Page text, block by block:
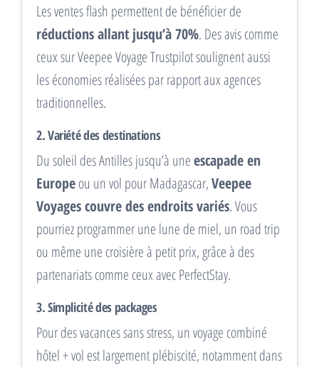
Les ventes flash permettent de bénéficier de
réductions allant jusqu’à 70%. Des avis comme
ceux sur Veepee Voyage Trustpilot soulignent aussi
les économies réalisées par rapport aux agences
traditionnelles.
2. Variété des destinations
Du soleil des Antilles jusqu’à uneescapade en
Europeou un vol pour Madagascar,Veepee
Voyages couvre des endroits variés. Vous
pourriez programmer une lune de miel, un road trip
ou même une croisière à petit prix, grâce à des
partenariats comme ceux avec PerfectStay.
3. Simplicité des packages
Pour des vacances sans stress, un voyage combiné
hôtel + vol est largement plébiscité, notamment dans